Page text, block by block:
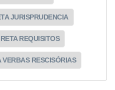
JURISPRUDENCIA
REQUISITOS
VERBAS RESCISÓRIAS